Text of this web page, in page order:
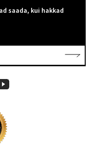
saada, kui hakkad